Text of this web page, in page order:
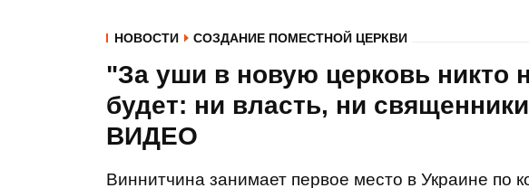
НОВОСТИ СОЗДАНИЕ ПОМЕСТНОЙ ЦЕРКВИ
"За уши в новую церковь никто
будет: ни власть, ни
ВИДЕО
Виннитчина занимает первое место в Украине по